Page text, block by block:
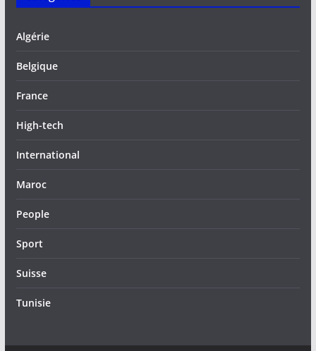
Algérie
Belgique
France
High-tech
International
Maroc
People
Sport
Suisse
Tunisie